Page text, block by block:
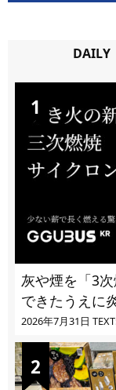
DAILY
灰や煙を「3
できたうえに
2026年7月31日